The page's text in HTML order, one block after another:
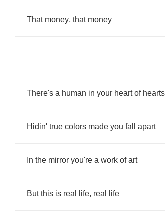
That money, that money
There's a human in your heart of hearts
Hidin' true colors made you fall apart
In the mirror you're a work of art
But this is real life, real life